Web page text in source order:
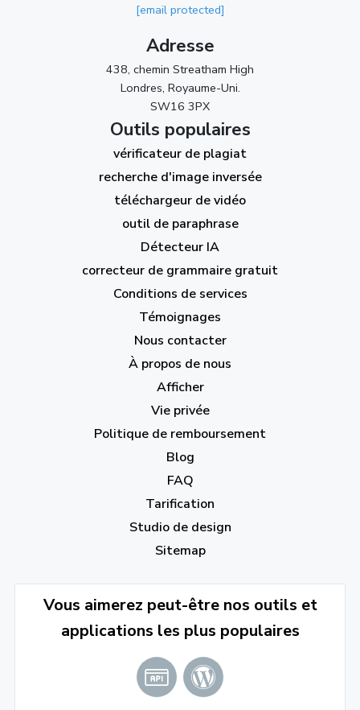
[email protected]
Adresse
438, chemin Streatham High
Londres, Royaume-Uni.
SW16 3PX
Outils populaires
vérificateur de plagiat
recherche d'image inversée
téléchargeur de vidéo
outil de paraphrase
Détecteur IA
correcteur de grammaire gratuit
Conditions de services
Témoignages
Nous contacter
À propos de nous
Afficher
Vie privée
Politique de remboursement
Blog
FAQ
Tarification
Studio de design
Sitemap
Vous aimerez peut-être nos outils et
applications les plus populaires